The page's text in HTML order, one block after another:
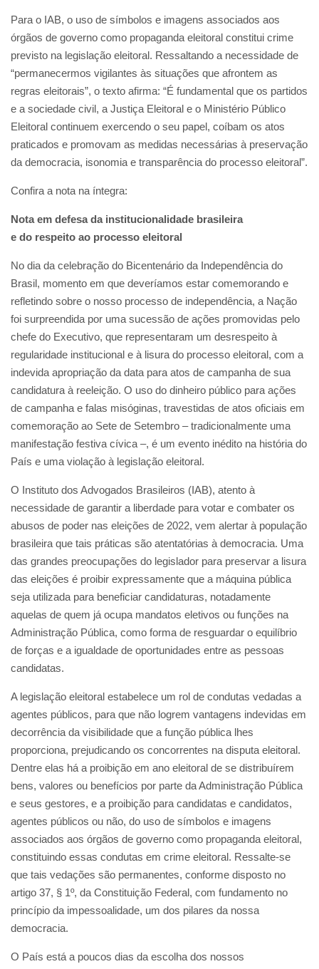
Para o IAB, o uso de símbolos e imagens associados aos
órgãos de governo como propaganda eleitoral constitui crime
previsto na legislação eleitoral. Ressaltando a necessidade de
“permanecermos vigilantes às situações que afrontem as
regras eleitorais”, o texto afirma: “É fundamental que os partidos
e a sociedade civil, a Justiça Eleitoral e o Ministério Público
Eleitoral continuem exercendo o seu papel, coíbam os atos
praticados e promovam as medidas necessárias à preservação
da democracia, isonomia e transparência do processo eleitoral”.
Confira a nota na íntegra:
Nota em defesa da institucionalidade brasileira
e do respeito ao processo eleitoral
No dia da celebração do Bicentenário da Independência do
Brasil, momento em que deveríamos estar comemorando e
refletindo sobre o nosso processo de independência, a Nação
foi surpreendida por uma sucessão de ações promovidas pelo
chefe do Executivo, que representaram um desrespeito à
regularidade institucional e à lisura do processo eleitoral, com a
indevida apropriação da data para atos de campanha de sua
candidatura à reeleição. O uso do dinheiro público para ações
de campanha e falas misóginas, travestidas de atos oficiais em
comemoração ao Sete de Setembro – tradicionalmente uma
manifestação festiva cívica –, é um evento inédito na história do
País e uma violação à legislação eleitoral.
O Instituto dos Advogados Brasileiros (IAB), atento à
necessidade de garantir a liberdade para votar e combater os
abusos de poder nas eleições de 2022, vem alertar à população
brasileira que tais práticas são atentatórias à democracia. Uma
das grandes preocupações do legislador para preservar a lisura
das eleições é proibir expressamente que a máquina pública
seja utilizada para beneficiar candidaturas, notadamente
aquelas de quem já ocupa mandatos eletivos ou funções na
Administração Pública, como forma de resguardar o equilíbrio
de forças e a igualdade de oportunidades entre as pessoas
candidatas.
A legislação eleitoral estabelece um rol de condutas vedadas a
agentes públicos, para que não logrem vantagens indevidas em
decorrência da visibilidade que a função pública lhes
proporciona, prejudicando os concorrentes na disputa eleitoral.
Dentre elas há a proibição em ano eleitoral de se distribuírem
bens, valores ou benefícios por parte da Administração Pública
e seus gestores, e a proibição para candidatas e candidatos,
agentes públicos ou não, do uso de símbolos e imagens
associados aos órgãos de governo como propaganda eleitoral,
constituindo essas condutas em crime eleitoral. Ressalte-se
que tais vedações são permanentes, conforme disposto no
artigo 37, § 1º, da Constituição Federal, com fundamento no
princípio da impessoalidade, um dos pilares da nossa
democracia.
O País está a poucos dias da escolha dos nossos